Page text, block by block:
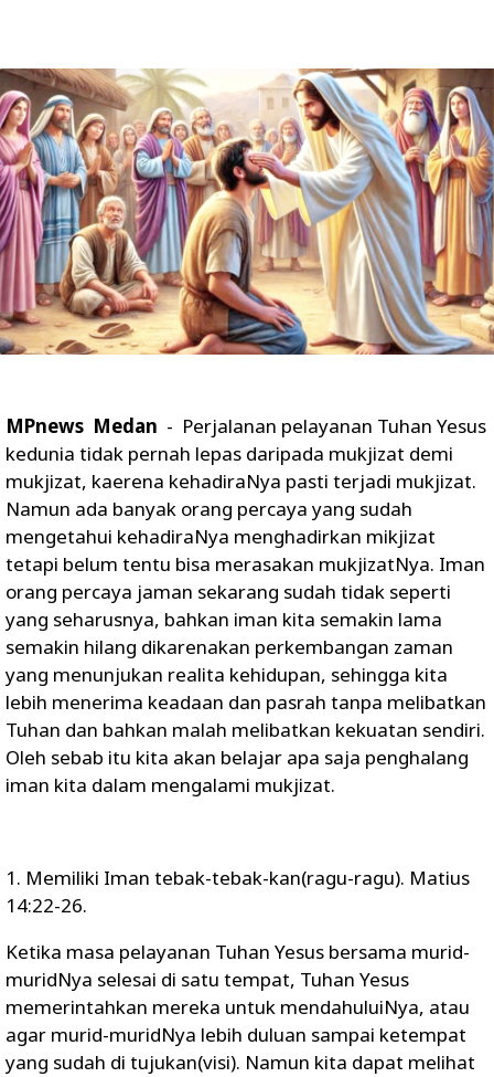
MPnews Medan - Perjalanan pelayanan Tuhan Yesus
kedunia tidak pernah lepas daripada mukjizat demi
mukjizat, kaerena kehadiraNya pasti terjadi mukjizat.
Namun ada banyak orang percaya yang sudah
mengetahui kehadiraNya menghadirkan mikjizat
tetapi belum tentu bisa merasakan mukjizatNya. Iman
orang percaya jaman sekarang sudah tidak seperti
yang seharusnya, bahkan iman kita semakin lama
semakin hilang dikarenakan perkembangan zaman
yang menunjukan realita kehidupan, sehingga kita
lebih menerima keadaan dan pasrah tanpa melibatkan
Tuhan dan bahkan malah melibatkan kekuatan sendiri.
Oleh sebab itu kita akan belajar apa saja penghalang
iman kita dalam mengalami mukjizat.
1. Memiliki Iman tebak-tebak-kan(ragu-ragu). Matius
14:22-26.
Ketika masa pelayanan Tuhan Yesus bersama murid-
muridNya selesai di satu tempat, Tuhan Yesus
memerintahkan mereka untuk mendahuluiNya, atau
agar murid-muridNya lebih duluan sampai ketempat
yang sudah di tujukan(visi). Namun kita dapat melihat